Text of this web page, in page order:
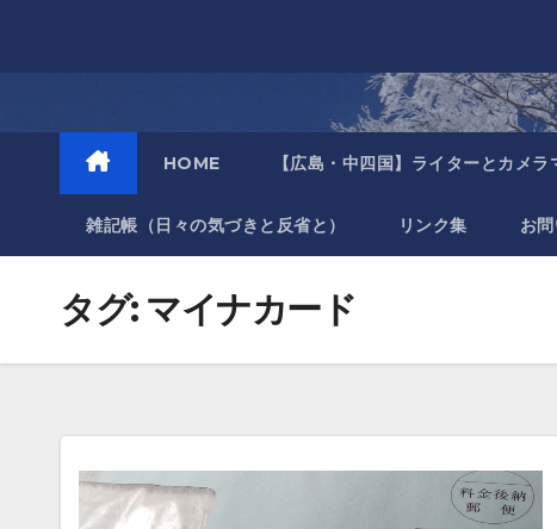
HOME 【広島・中四国】ライターとカメ
雑記帳（日々の気づきと反省と） リンク集 お
タグ: マイナカード